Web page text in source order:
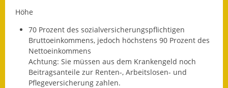
Leichte Sprache
Mitteilungsblatt
Höhe
70 Prozent des sozialversicherungspflichtigen
Bruttoeinkommens, jedoch höchstens 90 Prozent des
Nettoeinkommens
Achtung: Sie müssen aus dem Krankengeld noch
Beitragsanteile zur Renten-, Arbeitslosen- und
Pflegeversicherung zahlen.